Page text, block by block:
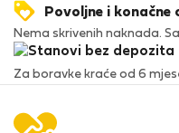
Povoljne i konačne
Nema skrivenih naknada.
Za boravke kraće od 6